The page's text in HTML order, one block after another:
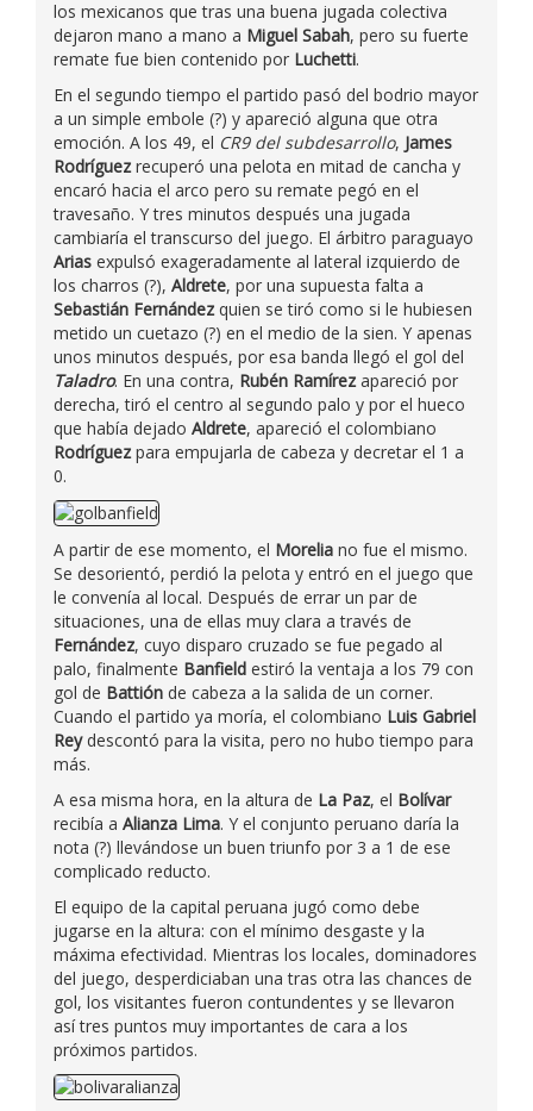
los mexicanos que tras una buena jugada colectiva
dejaron mano a mano a Miguel Sabah, pero su fuerte
remate fue bien contenido por Luchetti.
En el segundo tiempo el partido pasó del bodrio mayor
a un simple embole (?) y apareció alguna que otra
emoción. A los 49, el CR9 del subdesarrollo, James
Rodríguez recuperó una pelota en mitad de cancha y
encaró hacia el arco pero su remate pegó en el
travesaño. Y tres minutos después una jugada
cambiaría el transcurso del juego. El árbitro paraguayo
Arias expulsó exageradamente al lateral izquierdo de
los charros (?), Aldrete, por una supuesta falta a
Sebastián Fernández quien se tiró como si le hubiesen
metido un cuetazo (?) en el medio de la sien. Y apenas
unos minutos después, por esa banda llegó el gol del
Taladro. En una contra, Rubén Ramírez apareció por
derecha, tiró el centro al segundo palo y por el hueco
que había dejado Aldrete, apareció el colombiano
Rodríguez para empujarla de cabeza y decretar el 1 a
0.
A partir de ese momento, el Morelia no fue el mismo.
Se desorientó, perdió la pelota y entró en el juego que
le convenía al local. Después de errar un par de
situaciones, una de ellas muy clara a través de
Fernández, cuyo disparo cruzado se fue pegado al
palo, finalmente Banfield estiró la ventaja a los 79 con
gol de Battión de cabeza a la salida de un corner.
Cuando el partido ya moría, el colombiano Luis Gabriel
Reydescontó para la visita, pero no hubo tiempo para
más.
A esa misma hora, en la altura de La Paz, el Bolívar
recibía a Alianza Lima. Y el conjunto peruano daría la
nota (?) llevándose un buen triunfo por 3 a 1 de ese
complicado reducto.
El equipo de la capital peruana jugó como debe
jugarse en la altura: con el mínimo desgaste y la
máxima efectividad. Mientras los locales, dominadores
del juego, desperdiciaban una tras otra las chances de
gol, los visitantes fueron contundentes y se llevaron
así tres puntos muy importantes de cara a los
próximos partidos.